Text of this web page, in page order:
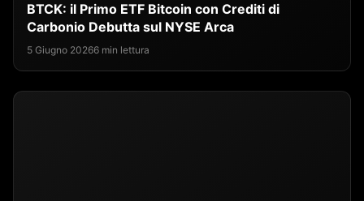
BTCK: il Primo ETF Bitcoin con Crediti di
Carbonio Debutta sul NYSE Arca
5 Giugno 20266 min lettura